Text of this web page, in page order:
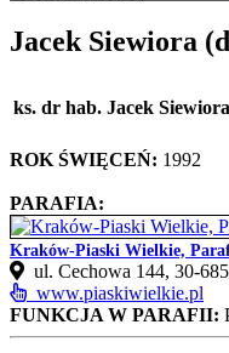
Jacek Siewiora
ks. dr hab. Jacek
ROK ŚWIĘCEŃ: 1992
PARAFIA:
Kraków-Piaski Wielkie,
ul. Cechowa 144,
www.piaskiwielkie.pl
FUNKCJA W PARAFII: